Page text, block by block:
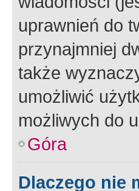
uprawnień do
przynajmniej
także
umożliwić
możliwych do
Góra
Dlaczego nie